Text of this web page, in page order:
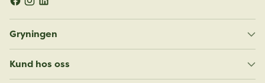
Gryningen
Kund hos oss